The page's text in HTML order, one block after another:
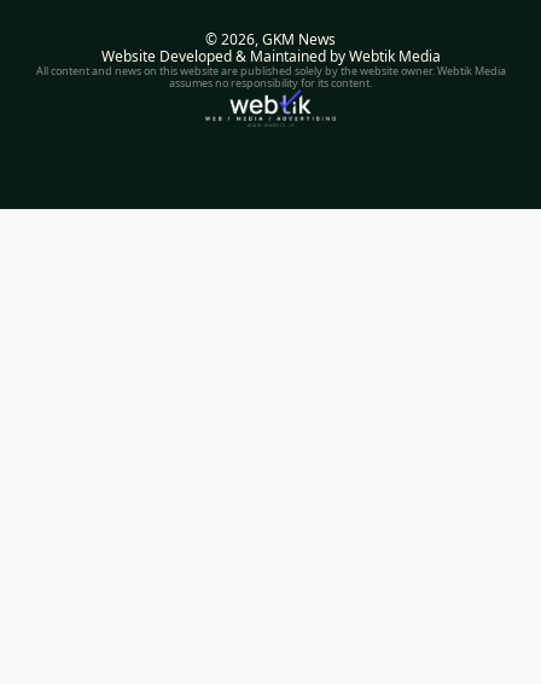
© 2026,GKM News
Website Developed & Maintained by Webtik Media
All content and news on this website are published solely by the website owner. Webtik Media
assumes no responsibility for its content.